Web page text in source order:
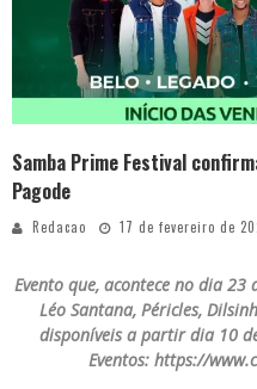
Samba Prime Festival
Pagode
Redacao 17 de fevereiro de
Evento que, acontece no dia
Léo Santana, Péricles,
disponíveis a partir dia 10
Eventos: https://